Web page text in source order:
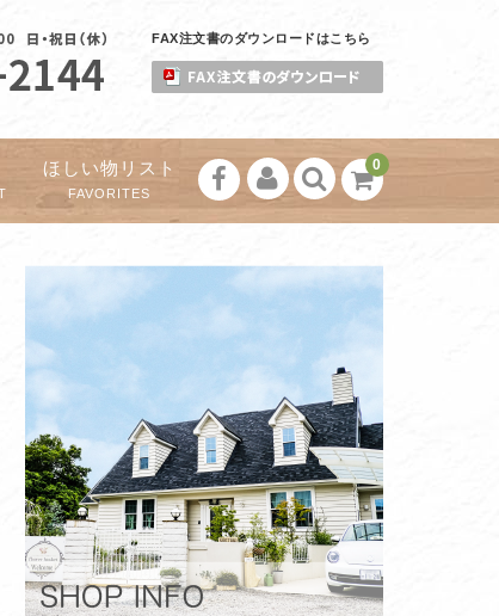
FAX注文書のダウンロードはこちら
0
ほしい物リスト
FAVORITES